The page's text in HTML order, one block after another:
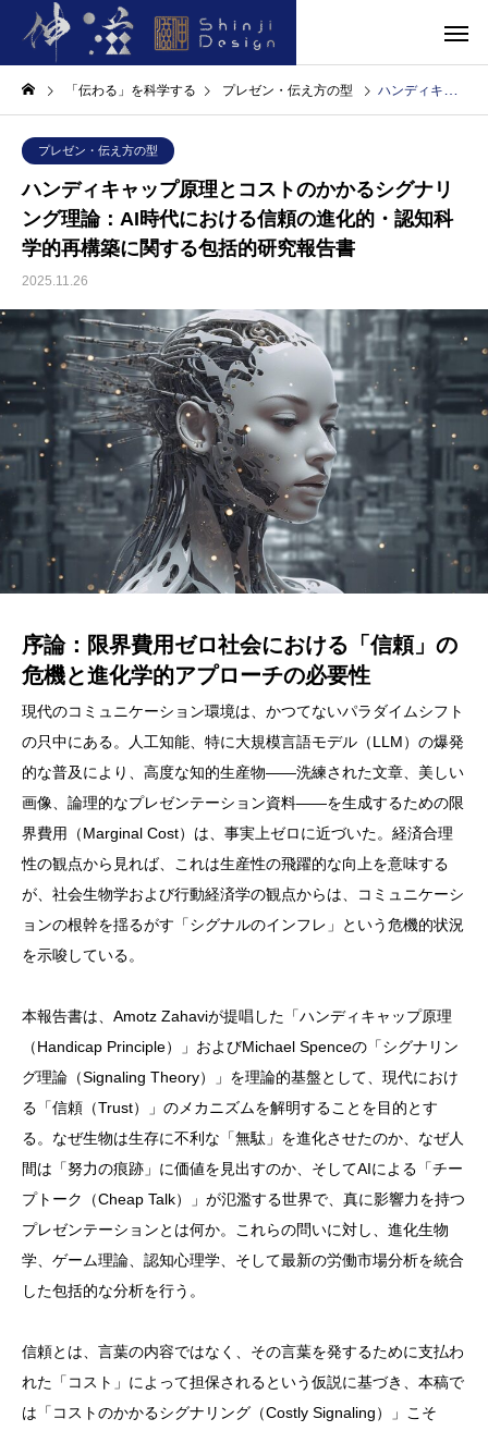
「伝わる」を科学する プレゼン・伝え方の型 ハンディキャップ原理とコストのかかるシグナリング理論：AI時代における信頼の進化的・認知科学的再構築に関する包括的研究報告書
プレゼン・伝え方の型
ハンディキャップ原理とコストのかかるシグナリ
ング理論：AI時代における信頼の進化的・認知科
学的再構築に関する包括的研究報告書
2025.11.26
序論：限界費用ゼロ社会における「信頼」の
危機と進化学的アプローチの必要性
現代のコミュニケーション環境は、かつてないパラダイムシフト
の只中にある。人工知能、特に大規模言語モデル（LLM）の爆発
的な普及により、高度な知的生産物——洗練された文章、美しい
画像、論理的なプレゼンテーション資料——を生成するための限
界費用（Marginal Cost）は、事実上ゼロに近づいた。経済合理
性の観点から見れば、これは生産性の飛躍的な向上を意味する
が、社会生物学および行動経済学の観点からは、コミュニケーシ
ョンの根幹を揺るがす「シグナルのインフレ」という危機的状況
を示唆している。
本報告書は、Amotz Zahaviが提唱した「ハンディキャップ原理
（Handicap Principle）」およびMichael Spenceの「シグナリン
グ理論（Signaling Theory）」を理論的基盤として、現代におけ
る「信頼（Trust）」のメカニズムを解明することを目的とす
る。なぜ生物は生存に不利な「無駄」を進化させたのか、なぜ人
間は「努力の痕跡」に価値を見出すのか、そしてAIによる「チー
プトーク（Cheap Talk）」が氾濫する世界で、真に影響力を持つ
プレゼンテーションとは何か。これらの問いに対し、進化生物
学、ゲーム理論、認知心理学、そして最新の労働市場分析を統合
した包括的な分析を行う。
信頼とは、言葉の内容ではなく、その言葉を発するために支払わ
れた「コスト」によって担保されるという仮説に基づき、本稿で
は「コストのかかるシグナリング（Costly Signaling）」こそ